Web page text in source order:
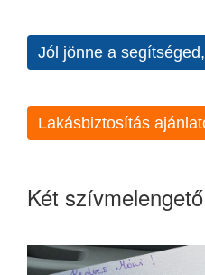
Jól jönne a
Lakásbiztosítás
Két